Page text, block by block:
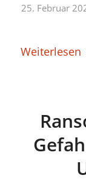
25. Februar
Weiterlesen